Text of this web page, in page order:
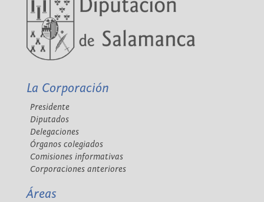
La Corporación
Presidente
Diputados
Delegaciones
Órganos colegiados
Comisiones informativas
Corporaciones anteriores
Áreas